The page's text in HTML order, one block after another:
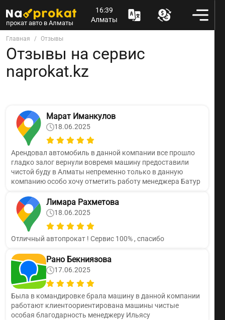
прокат авто в Алматы
16:39
Алматы
Отзывы на сервис
naprokat.kz
Главная Отзывы
Марат Иманкулов
18.06.2025
Арендовал автомобиль в данной компании все прошло
гладко залог вернули вовремя машину предоставили
чистой буду в Алматы непременно только в данную
компанию особо хочу отметить работу менеджера Батур
Лимара Рахметова
18.06.2025
Отличный автопрокат ! Сервис 100% , спасибо
Рано Бекниязова
17.06.2025
Была в командировке брала машину в данной компании
работают клиентоориентирована машины чистые
особая благодарность менеджеру Ильясу